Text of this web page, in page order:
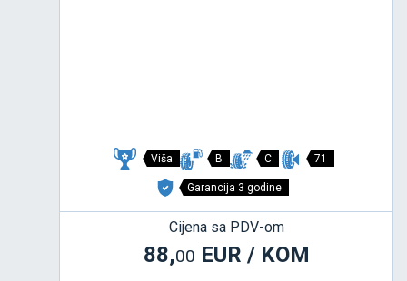
Viša B C 71
Garancija 3 godine
Cijena sa PDV-om
88,00 EUR / KOM